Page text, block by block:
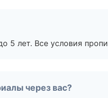
5 лет. Все условия
через вас?